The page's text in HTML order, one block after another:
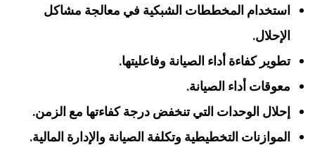
استخدام المخططات الشبكية في معالجة مشاكل
الإحلال.
تطوير كفاءة أداء الصيانة وفاعليتها.
معوقات أداء الصيانة.
إحلال الوحدات التي تنخفض درجة كفاءتها مع الزمن.
الموازنات التخطيطية وتكلفة الصيانة والإدارة المالية.